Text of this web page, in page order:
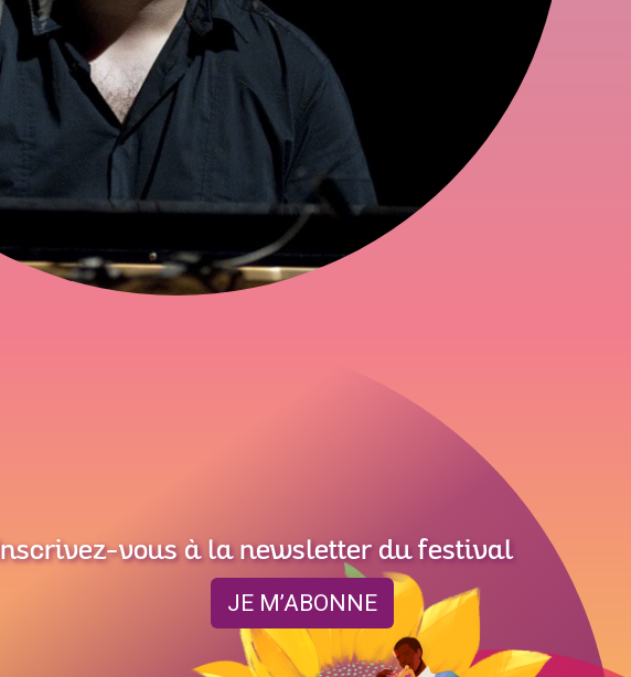
Inscrivez-vous à la newsletter du festival
JE M’ABONNE